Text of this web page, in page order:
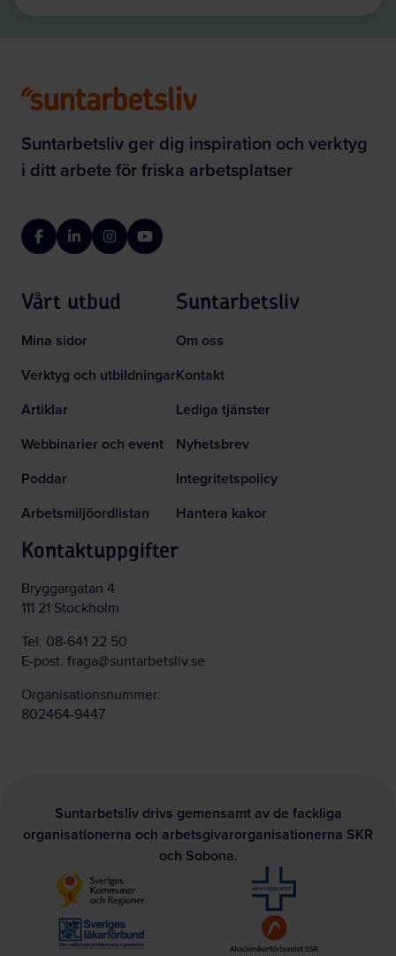
Suntarbetsliv ger dig inspiration och verktyg
i ditt arbete för friska arbetsplatser
FacebookLinkedInInstagramYouTube
Vårt utbud
Mina sidor
Verktyg och utbildningar
Artiklar
Webbinarier och event
Poddar
Arbetsmiljöordlistan
Suntarbetsliv
Om oss
Kontakt
Lediga tjänster
Nyhetsbrev
Integritetspolicy
Hantera kakor
Kontaktuppgifter
Bryggargatan 4
111 21 Stockholm
Tel: 08-641 22 50
E-post: fraga@suntarbetsliv.se
Organisationsnummer:
802464-9447
Suntarbetsliv drivs gemensamt av de fackliga
organisationerna och arbetsgivarorganisationerna SKR
och Sobona.